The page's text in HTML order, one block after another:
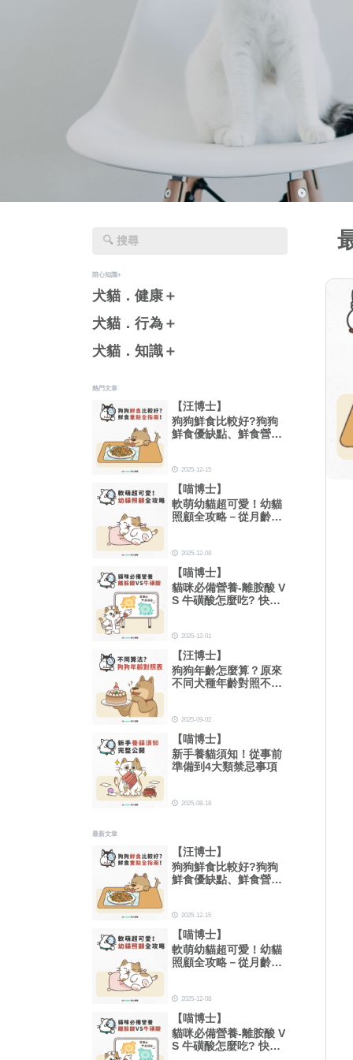
陪心知識+
犬貓．健康＋
犬貓．行為＋
犬貓．知識＋
熱門文章
【汪博士】
狗狗鮮食比較好?狗狗
鮮食優缺點、鮮食營養
2025-12-15
【喵博士】
軟萌幼貓超可愛！幼貓
照顧全攻略－從月齡、
2025-12-08
【喵博士】
貓咪必備營養-離胺酸 V
S 牛磺酸怎麼吃? 快速
2025-12-01
【汪博士】
狗狗年齡怎麼算？原來
不同犬種年齡對照不一
2025-09-02
【喵博士】
新手養貓須知！從事前
準備到4大類禁忌事項
2025-08-18
最新文章
【汪博士】
狗狗鮮食比較好?狗狗
鮮食優缺點、鮮食營養
2025-12-15
【喵博士】
軟萌幼貓超可愛！幼貓
照顧全攻略－從月齡、
2025-12-08
【喵博士】
貓咪必備營養-離胺酸 V
S 牛磺酸怎麼吃? 快速